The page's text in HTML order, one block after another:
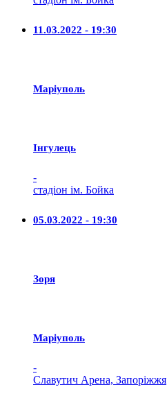
11.03.2022 - 19:30
Маріуполь
Iнгулець
-
стадіон ім. Бойка
05.03.2022 - 19:30
Зоря
Маріуполь
-
Славутич Арена, Запоріжжя